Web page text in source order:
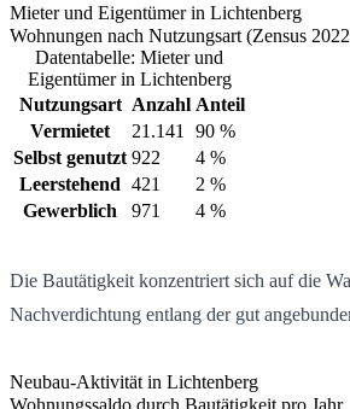
Mieter und Eigentümer in Lichtenberg
Wohnungen nach Nutzungsart (Zensus
Datentabelle: Mieter und
Eigentümer in Lichtenberg
Nutzungsart Anzahl Anteil
Vermietet
21.141
90 %
Selbst genutzt 922
4 %
Leerstehend 421
2 %
Gewerblich
971 4 %
Die Bautätigkeit konzentriert sich auf die
Nachverdichtung entlang der gut
Neubau-Aktivität in Lichtenberg
Wohnungssaldo durch Bautätigkeit pro Jahr